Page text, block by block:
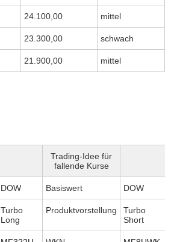
24.100,00 mittel
23.300,00 schwach
21.900,00 mittel
Trading-Idee für
fallende Kurse
DOW Basiswert DOW
Turbo
Long
Produktvorstellung
Turbo
Short